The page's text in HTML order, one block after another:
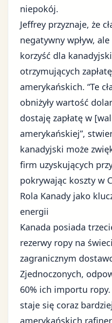
niepokój.
Jeffrey przyznaje, że
negatywny wpływ,
korzyść dla
otrzymujących
amerykańskich. “Te
obniżyły wartość
dostaję zapłatę w
amerykańskiej”,
kanadyjski może
firm uzyskujących
pokrywając koszty w
Rola Kanady jako
energii
Kanada posiada
rezerwy ropy na
zagranicznym
Zjednoczonych,
60% ich importu
staje się coraz
amerykańskich